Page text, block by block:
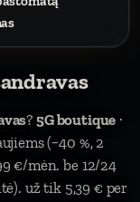
? 5G boutique ·
(−40 %, 2
€/mėn. be 12/24
už tik 5,39 € per